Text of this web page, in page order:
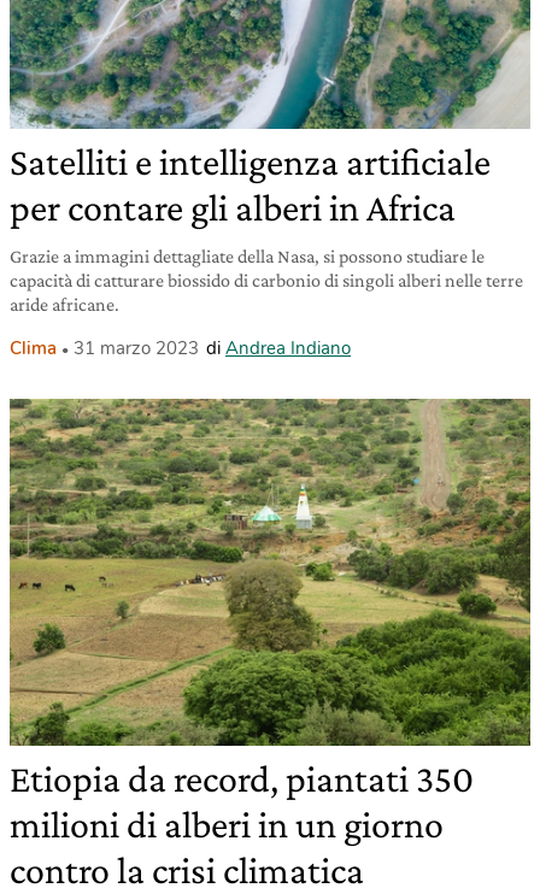
Satelliti e intelligenza artificiale
per contare gli alberi in Africa
Grazie a immagini dettagliate della Nasa, si possono studiare le
capacità di catturare biossido di carbonio di singoli alberi nelle terre
aride africane.
Clima 31 marzo 2023 di Andrea Indiano
Etiopia da record, piantati 350
milioni di alberi in un giorno
contro la crisi climatica